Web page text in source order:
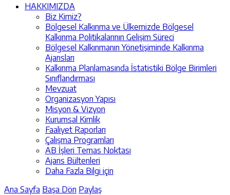
HAKKIMIZDA
Biz Kimiz?
Bölgesel Kalkınma ve Ülkemizde Bölgesel
Kalkınma Politikalarının Gelişim Süreci
Bölgesel Kalkınmanın Yönetişiminde Kalkınma
Ajansları
Kalkınma Planlamasında İstatistiki Bölge Birimleri
Sınıflandırması
Mevzuat
Organizasyon Yapısı
Misyon & Vizyon
Kurumsal Kimlik
Faaliyet Raporları
Çalışma Programları
AB İşleri Temas Noktası
Ajans Bültenleri
Daha Fazla Bilgi için
Ana Sayfa Başa Dön Paylaş